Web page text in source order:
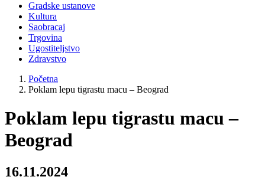
Gradske ustanove
Kultura
Saobracaj
Trgovina
Ugostiteljstvo
Zdravstvo
Početna
Poklam lepu tigrastu macu – Beograd
Poklam lepu tigrastu macu –
Beograd
16.11.2024